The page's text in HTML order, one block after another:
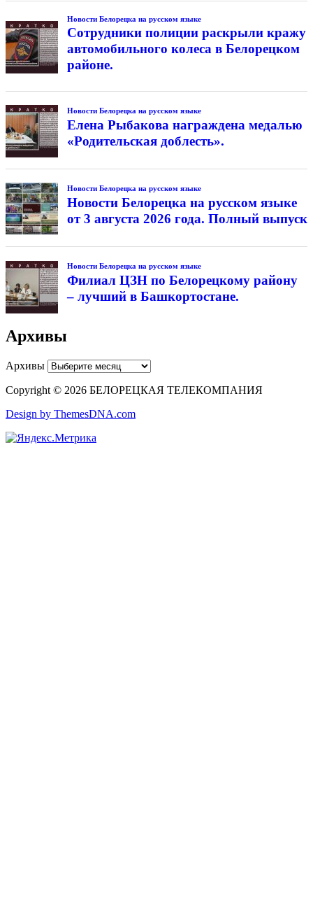
Новости Белорецка на русском языке
Сотрудники полиции раскрыли кражу
автомобильного колеса в Белорецком
районе.
Новости Белорецка на русском языке
Елена Рыбакова награждена медалью
«Родительская доблесть».
Новости Белорецка на русском языке
Новости Белорецка на русском языке
от 3 августа 2026 года. Полный выпуск
Новости Белорецка на русском языке
Филиал ЦЗН по Белорецкому району
– лучший в Башкортостане.
Архивы
Архивы
Copyright © 2026 БЕЛОРЕЦКАЯ ТЕЛЕКОМПАНИЯ
Design by ThemesDNA.com